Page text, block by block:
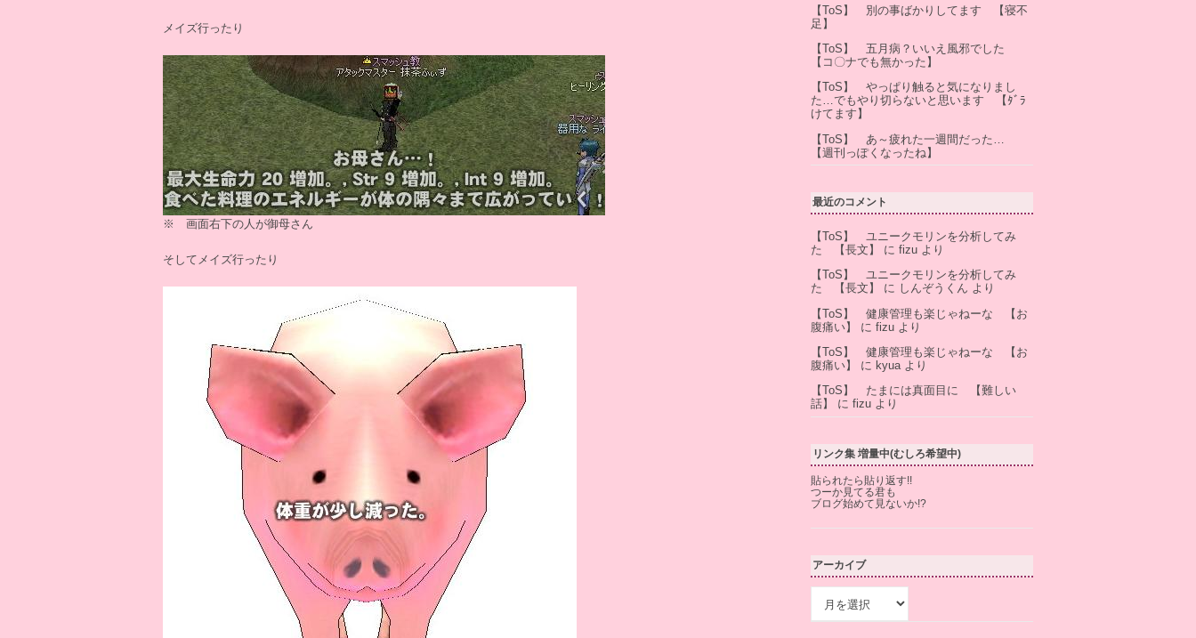
メイズ行ったり
※ 画面右下の人が御母さん
そしてメイズ行ったり
【ToS】 別の事ばかりしてます 【寝不
足】
【ToS】 五月病？いいえ風邪でした
【コ〇ナでも無かった】
【ToS】 やっぱり触ると気になりまし
た…でもやり切らないと思います 【ﾀﾞﾗ
けてます】
【ToS】 あ～疲れた一週間だった…
【週刊っぽくなったね】
最近のコメント
【ToS】 ユニークモリンを分析してみ
た 【長文】
に fizu より
【ToS】 ユニークモリンを分析してみ
た 【長文】
に しんぞうくん より
【ToS】 健康管理も楽じゃねーな 【お
腹痛い】
に fizu より
【ToS】 健康管理も楽じゃねーな 【お
腹痛い】
に kyua より
【ToS】 たまには真面目に 【難しい
話】
に fizu より
リンク集 増量中(むしろ希望中)
貼られたら貼り返す!!
つーか見てる君も
ブログ始めて見ないか!?
アーカイブ